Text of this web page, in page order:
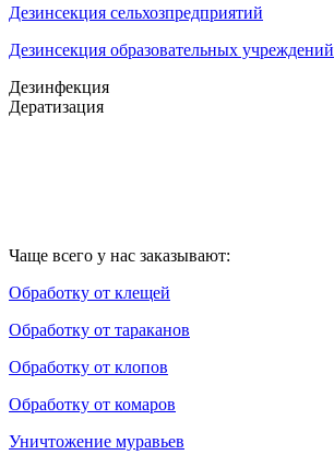
Дезинсекция сельхозпредприятий
Дезинсекция образовательных учреждений
Дезинфекция
Дератизация
Чаще всего у нас заказывают:
Обработку от клещей
Обработку от тараканов
Обработку от клопов
Обработку от комаров
Уничтожение муравьев